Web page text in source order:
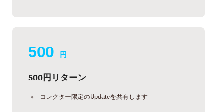
500 円
500円リターン
コレクター限定のUpdateを共有します